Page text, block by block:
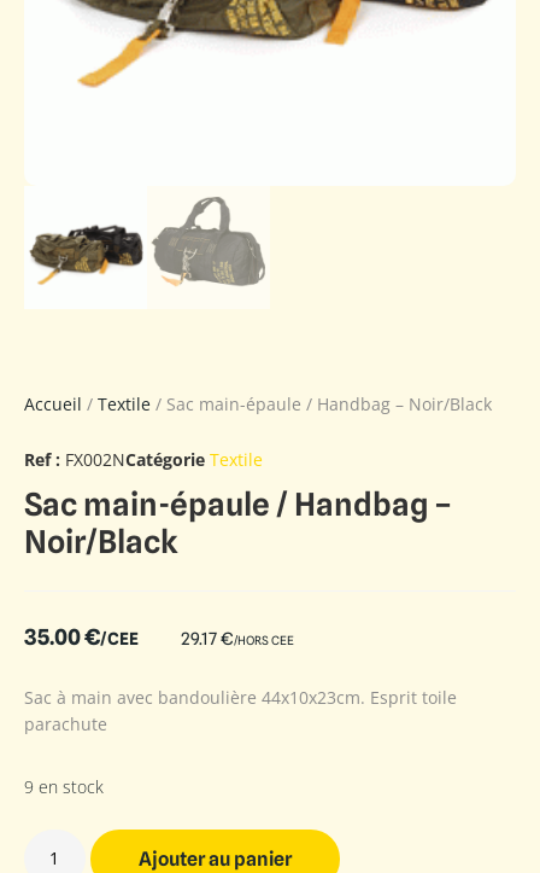
Accueil / Textile / Sac main-épaule / Handbag – Noir/Black
Ref : FX002NCatégorie Textile
Sac main-épaule / Handbag –
Noir/Black
35.00€/CEE 29.17€/HORS CEE
Sac à main avec bandoulière 44x10x23cm. Esprit toile
parachute
9 en stock
Ajouter au panier